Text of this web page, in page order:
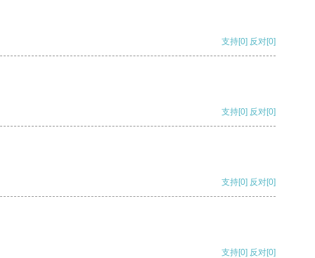
支持[0] 反对[0]
支持[0] 反对[0]
支持[0] 反对[0]
支持[0] 反对[0]